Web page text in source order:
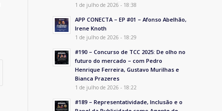
1 de julho de 2026 - 18:38
APP CONECTA – EP #01 – Afonso Abelhão,
Irene Knoth
1 de julho de 2026 - 18:29
#190 – Concurso de TCC 2025: De olho no
futuro do mercado – com Pedro
Henrique Ferreira, Gustavo Murilhas e
Bianca Prazeres
1 de julho de 2026 - 18:22
#189 – Representatividade, Inclusão e o